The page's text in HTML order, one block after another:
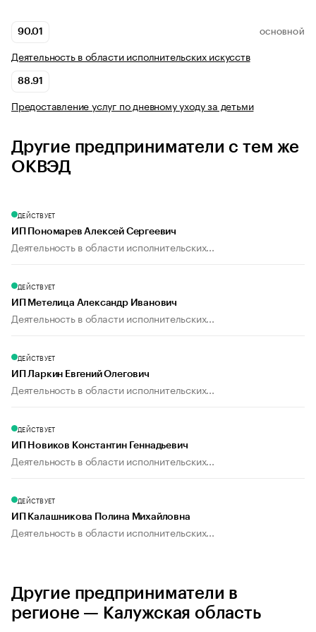
90.01 ОСНОВНОЙ
Деятельность в области исполнительских искусств
88.91
Предоставление услуг по дневному уходу за детьми
Другие предприниматели с тем же
ОКВЭД
ДЕЙСТВУЕТ
ИП Пономарев Алексей Сергеевич
Деятельность в области исполнительских...
ДЕЙСТВУЕТ
ИП Метелица Александр Иванович
Деятельность в области исполнительских...
ДЕЙСТВУЕТ
ИП Ларкин Евгений Олегович
Деятельность в области исполнительских...
ДЕЙСТВУЕТ
ИП Новиков Константин Геннадьевич
Деятельность в области исполнительских...
ДЕЙСТВУЕТ
ИП Калашникова Полина Михайловна
Деятельность в области исполнительских...
Другие предприниматели в
регионе — Калужская область